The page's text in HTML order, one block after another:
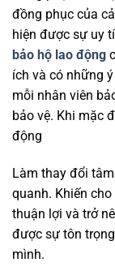
đồng phục của
hiện được sự uy
bảo hộ lao động
ích và có những
mỗi nhân viên
bảo vệ. Khi mặc
động
Làm thay đổi
quanh. Khiến
thuận lợi và trở
được sự tôn
mình.